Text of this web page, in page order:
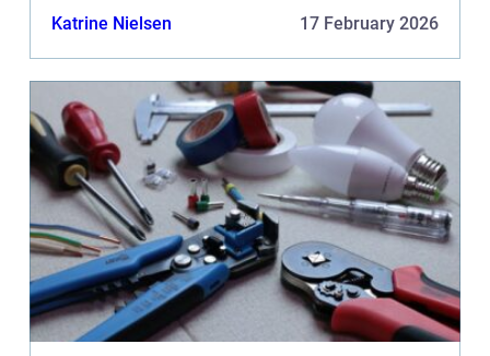
mentalt. En person med autisme vil typisk have
Katrine Nielsen 17 February 2026